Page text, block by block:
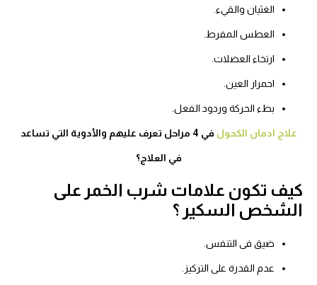
الغثيان والقيء.
العطس المفرط.
ارتخاء العضلات.
احمرار العين.
بطء الحركة وردود الفعل.
علاج ادمان الكحول في 4 مراحل تعرف عليهم والأدوية التي تساعد
في العلاج؟
كيف تكون علامات شرب الخمر على
الشخص السكير ؟
ضيق فى التنفس.
عدم القدرة على التركيز.